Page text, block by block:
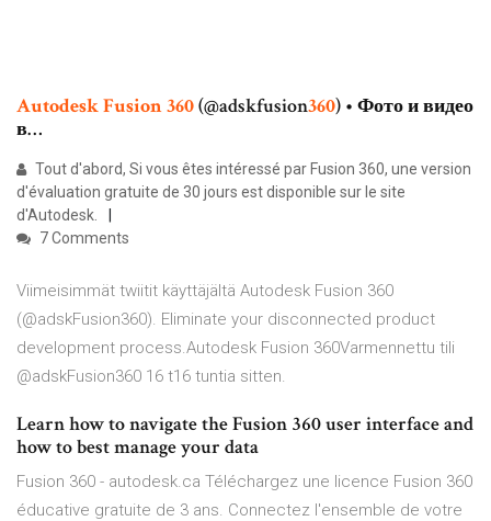
AutodeskFusion360(@adskfusion360) • Фото и видео
в…
Tout d'abord, Si vous êtes intéressé par Fusion 360, une version
d'évaluation gratuite de 30 jours est disponible sur le site
d'Autodesk.
7 Comments
Viimeisimmät twiitit käyttäjältä Autodesk Fusion 360
(@adskFusion360). Eliminate your disconnected product
development process.Autodesk Fusion 360‏Varmennettu tili
@adskFusion360 16 t16 tuntia sitten.
Learn how to navigate the Fusion 360 user interface and
how to best manage your data
Fusion 360 - autodesk.ca Téléchargez une licence Fusion 360
éducative gratuite de 3 ans. Connectez l'ensemble de votre